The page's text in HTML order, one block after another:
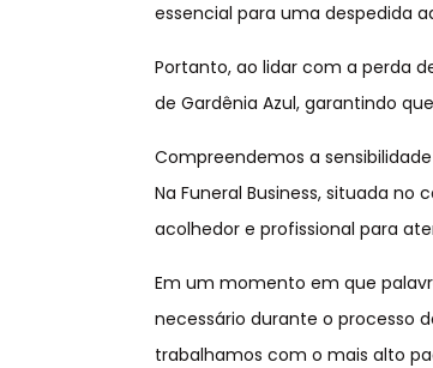
essencial para uma despedida
Portanto, ao lidar com a perda
de Gardênia Azul, garantindo
Compreendemos a
Na Funeral Business, situada
acolhedor e profissional para
Em um momento em que
necessário durante o processo
trabalhamos com o mais alto